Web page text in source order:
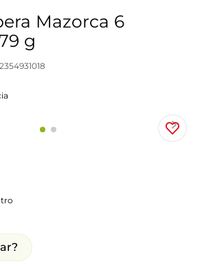
Mazorca 6
g